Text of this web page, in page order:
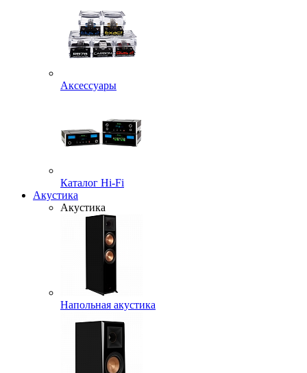
Аксессуары
Каталог Hi-Fi
Акустика
Акустика
Напольная акустика